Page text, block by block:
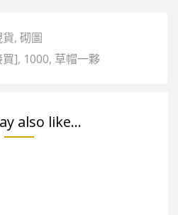
, 砌圖
], 1000, 草帽一夥
also like...